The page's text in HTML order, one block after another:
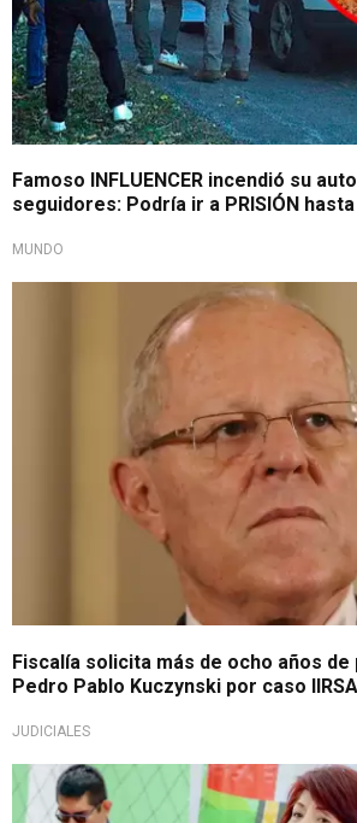
Famoso INFLUENCER incendió su
seguidores: Podría ir a PRISIÓN
MUNDO
Durante cargo como ministro
Fiscalía solicita más de ocho años
Pedro Pablo Kuczynski por caso
JUDICIALES
Por presuntos actos de corrupción